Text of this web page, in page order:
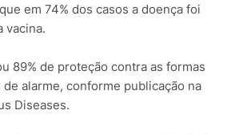
em 74% dos casos a doença foi
vacina.
89% de proteção contra as formas
alarme, conforme publicação na
Diseases.